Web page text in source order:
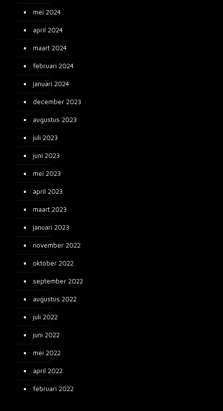
mei 2024
april 2024
maart 2024
februari 2024
januari 2024
december 2023
augustus 2023
juli 2023
juni 2023
mei 2023
april 2023
maart 2023
januari 2023
november 2022
oktober 2022
september 2022
augustus 2022
juli 2022
juni 2022
mei 2022
april 2022
februari 2022